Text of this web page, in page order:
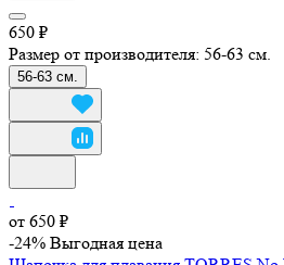
650 ₽
Размер от производителя: 56-63 см.
56-63 см.
от 650 ₽
-24% Выгодная цена